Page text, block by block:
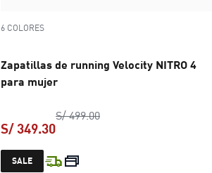
6 COLORES
Zapatillas de running Velocity NITRO 4
para mujer
S/ 499.00precio original S/ 499.00
S/ 349.30
precio actual S/ 349.30
SALE